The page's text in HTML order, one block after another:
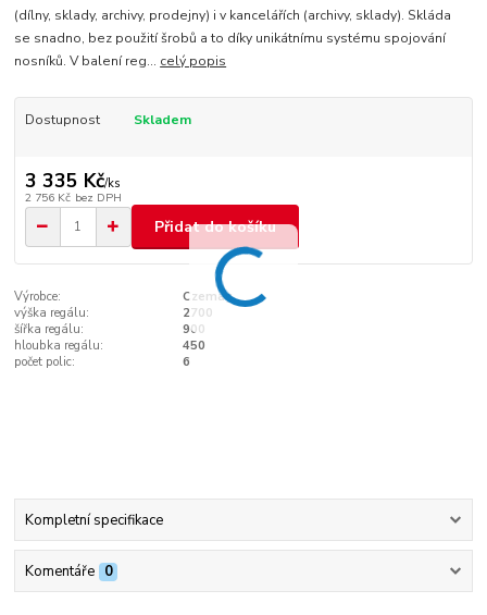
(dílny, sklady, archivy, prodejny) i v kancelářích (archivy, sklady). Skláda
se snadno, bez použití šrobů a to díky unikátnímu systému spojování
nosníků. V balení reg... celý popis
Dostupnost Skladem
3 335 Kč/ks
2 756 Kč bez DPH
Přidat do košíku
Výrobce:
Czemag
výška regálu:
2700
šířka regálu:
900
hloubka regálu:
450
počet polic:
6
Kompletní specifikace
Komentáře 0